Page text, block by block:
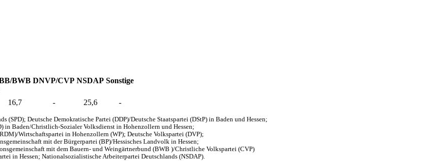
BWB DNVP/CVP NSDAP Sonstige
16,7 - 25,6 -
Deutsche Demokratische Partei (DDP)/Deutsche Staatspartei (DStP) in Baden und Hessen;
Baden/Christlich-Sozialer Volksdienst in Hohenzollern und Hessen;
Wirtschaftspartei in Hohenzollern (WP); Deutsche Volkspartei (DVP);
mit der Bürgerpartei (BP)/Hessisches Landvolk in Hessen;
mit dem Bauern- und Weingärtnerbund (BWB )/Christliche Volkspartei (CVP)
in Hessen; Nationalsozialistische Arbeiterpartei Deutschlands (NSDAP).